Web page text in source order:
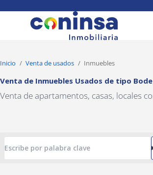
Inicio Venta de usados Inmuebles
Venta de Inmuebles Usados de tipo
Venta de apartamentos, casas, locales